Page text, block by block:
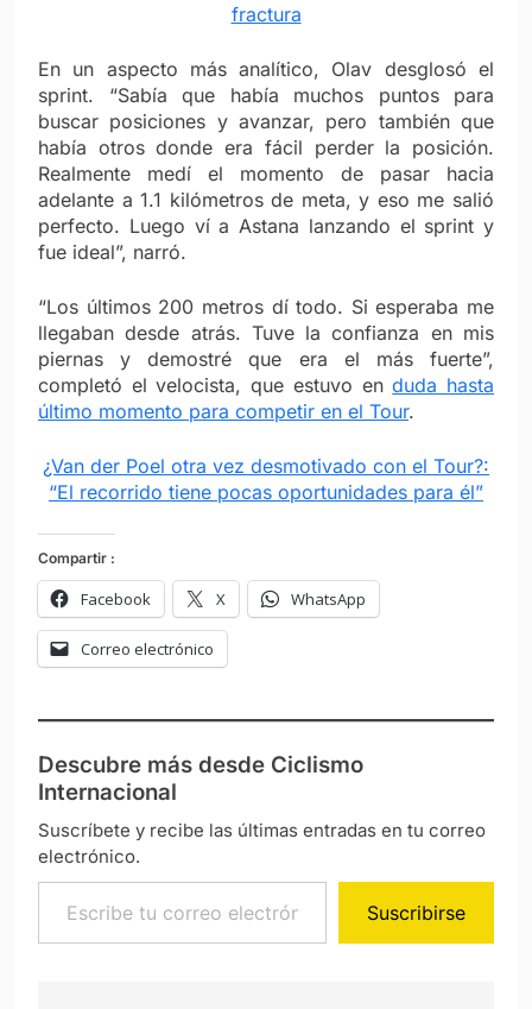
fractura
En un aspecto más analítico, Olav desglosó el
sprint. “Sabía que había muchos puntos para
buscar posiciones y avanzar, pero también que
había otros donde era fácil perder la posición.
Realmente medí el momento de pasar hacia
adelante a 1.1 kilómetros de meta, y eso me salió
perfecto. Luego ví a Astana lanzando el sprint y
fue ideal”, narró.
“Los últimos 200 metros dí todo. Si esperaba me
llegaban desde atrás. Tuve la confianza en mis
piernas y demostré que era el más fuerte”,
completó el velocista, que estuvo enduda hasta
último momento para competir en el Tour.
¿Van der Poel otra vez desmotivado con el Tour?:
“El recorrido tiene pocas oportunidades para él”
Compartir :
Facebook X WhatsApp
Correo electrónico
Descubre más desde Ciclismo
Internacional
Suscríbete y recibe las últimas entradas en tu correo
electrónico.
Escribe tu correo electrónico…
Suscribirse